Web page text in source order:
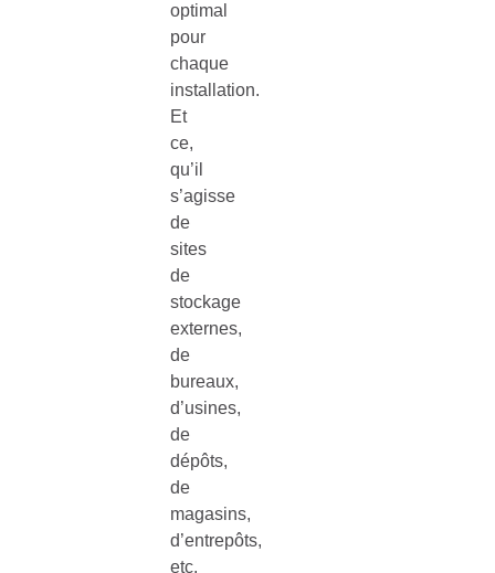
optimal
pour
chaque
installation.
Et
ce,
qu’il
s’agisse
de
sites
de
stockage
externes,
de
bureaux,
d’usines,
de
dépôts,
de
magasins,
d’entrepôts,
etc.